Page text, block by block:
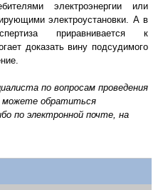
электроэнергии или
электроустановки. А в
приравнивается к
доказать вину подсудимого
по вопросам проведения
можете обратиться
по электронной почте, на